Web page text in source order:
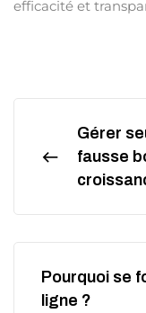
efficacité et
Gérer
fausse
Pourquoi se
ligne ?